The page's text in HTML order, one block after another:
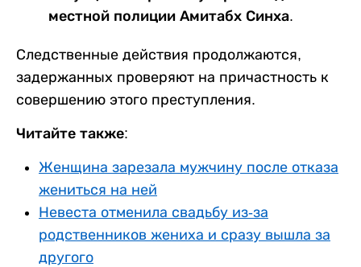
местной полиции Амитабх Синха.
Следственные действия продолжаются,
задержанных проверяют на причастность к
совершению этого преступления.
Читайте также:
Женщина зарезала мужчину после отказа
жениться на ней
Невеста отменила свадьбу из-за
родственников жениха и сразу вышла за
другого